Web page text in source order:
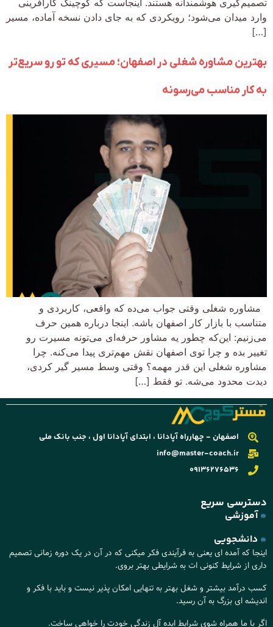
تصمیم‌گیری هوشمندانه هستند. اینجاست که کوچینگ کارآفرینی
وارد میدان می‌شود؛ رویکردی که به جای دادن نسخه آماده، مسیر
[…]
بهترین مشاوره‌ شغلی در اصفهان؛ مسیری که تو رو سریع‌تر
به کار مناسب می‌رسونه
مشاوره شغلی وقتی جواب می‌ده که واقعی، کاربردی و
متناسب با بازار کار اصفهان باشه. اینجا درباره همین حرف
می‌زنیم: این‌که چطور یه مشاور حرفه‌ای می‌تونه مسیرت رو
تغییر بده و چرا توی اصفهان نقش مهم‌تری پیدا می‌کنه. چرا
مشاوره شغلی این‌ قدر مهمه؟ وقتی وسط مسیر گیر کردی،
دیدت محدود می‌شه. تو فقط […]
اصفهان - چهارراه آپادانا ، ابتدای آپادانا اول ، جنب بانک ملی
info@master-coach.ir
09136276536
دسترسی سریع
آموزشی
دانشجویی
اینجا که آمده ای یعنی به فرآیندی فکر میکنی که در آن در یک دوره زمانی تصمیم
داری از شرایط کنونی ات به شرایطی بهتر بروی.
کسب درآمد بیشتر و شغل بهتر به تنهایی امکان پذیر نیست و باید با فکر و
اندیشه ای بزرگ به آن رسید.
اگر با ما همراه شوی شرایط ایده آل زندگی خودت را خواهی ساخت.